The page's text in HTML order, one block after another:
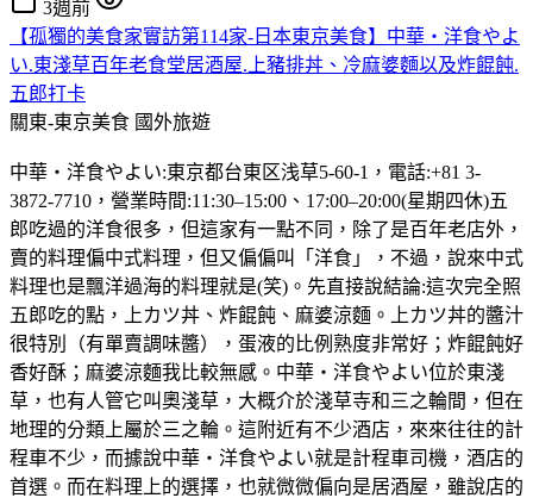
3週前
【孤獨的美食家實訪第114家-日本東京美食】中華・洋食やよ
い.東淺草百年老食堂居酒屋.上豬排丼、冷麻婆麵以及炸餛飩.
五郎打卡
關東-東京美食 國外旅遊
中華・洋食やよい:東京都台東区浅草5-60-1，電話:+81 3-
3872-7710，營業時間:11:30–15:00、17:00–20:00(星期四休)五
郎吃過的洋食很多，但這家有一點不同，除了是百年老店外，
賣的料理偏中式料理，但又偏偏叫「洋食」，不過，說來中式
料理也是飄洋過海的料理就是(笑)。先直接說結論:這次完全照
五郎吃的點，上カツ丼、炸餛飩、麻婆涼麵。上カツ丼的醬汁
很特別（有單賣調味醬），蛋液的比例熟度非常好；炸餛飩好
香好酥；麻婆涼麵我比較無感。中華・洋食やよい位於東淺
草，也有人管它叫奧淺草，大概介於淺草寺和三之輪間，但在
地理的分類上屬於三之輪。這附近有不少酒店，來來往往的計
程車不少，而據說中華・洋食やよい就是計程車司機，酒店的
首選。而在料理上的選擇，也就微微偏向是居酒屋，雖說店的